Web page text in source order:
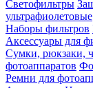
Светофильтры
ультрафиолетовые
Наборы фильтров
Аксессуары для
Сумки, рюкзаки,
фотоаппаратов
Ремни для